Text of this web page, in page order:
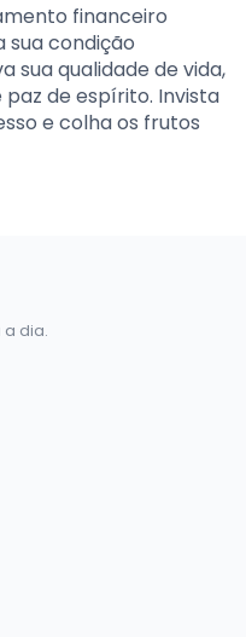
financeiro
sua condição
sua qualidade de vida,
de espírito. Invista
e colha os frutos
dia.